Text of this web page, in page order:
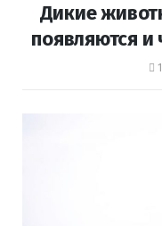
Дикие
появляются и